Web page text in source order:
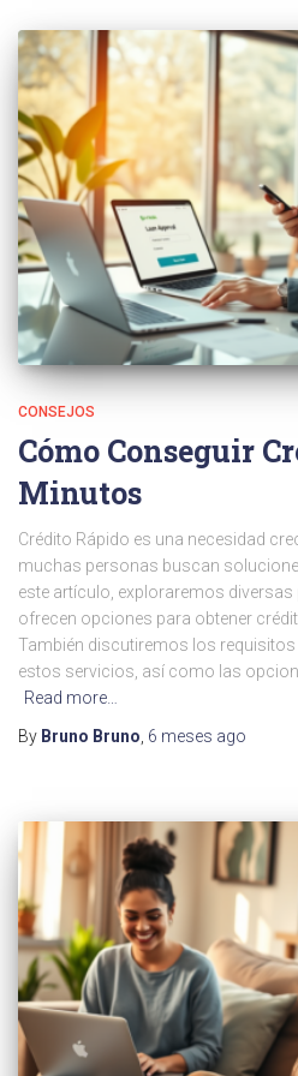
CONSEJOS
Cómo Conseguir
Minutos
Crédito Rápido es una necesidad
muchas personas buscan
este artículo, exploraremos
ofrecen opciones para obtener
También discutiremos los
estos servicios, así como las
Read more…
By Bruno Bruno 6 meses ago